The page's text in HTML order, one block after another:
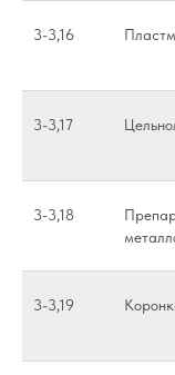
3-3,16
3-3,17
3-3,18
3-3,19